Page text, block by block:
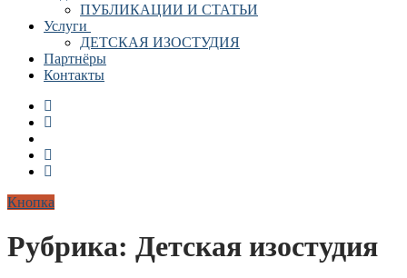
ПУБЛИКАЦИИ И СТАТЬИ
Услуги
ДЕТСКАЯ ИЗОСТУДИЯ
Партнёры
Контакты
Кнопка
Рубрика: Детская изостудия